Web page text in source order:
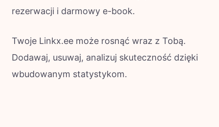
rezerwacji i darmowy e-book.
Twoje Linkx.ee może rosnąć wraz z Tobą.
Dodawaj, usuwaj, analizuj skuteczność dzięki
wbudowanym statystykom.